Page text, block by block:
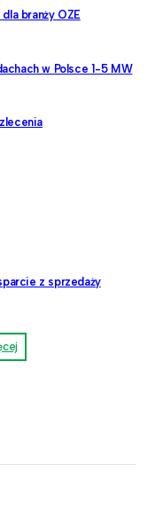
branży OZE
w Polsce 1-5 MW
z sprzedaży